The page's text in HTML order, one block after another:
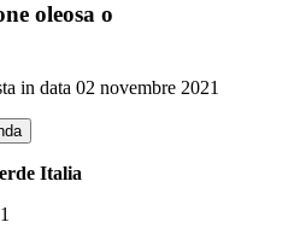
oleosa o
in data 02 novembre 2021
Italia